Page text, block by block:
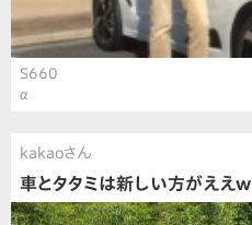
S660
α
kakaoさん
車とタタミは新しい方がええw